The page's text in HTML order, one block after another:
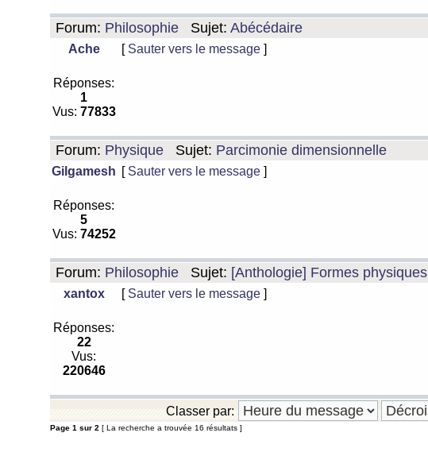
Forum: Philosophie Sujet: Abécédaire
Ache [ Sauter vers le message ]
Réponses:
1
Vus: 77833
Forum: Physique Sujet: Parcimonie dimensionnelle
Gilgamesh [ Sauter vers le message ]
Réponses:
5
Vus: 74252
Forum: Philosophie Sujet: [Anthologie] Formes physiques
xantox [ Sauter vers le message ]
Réponses:
22
Vus:
220646
Classer par:
Page 1 sur 2 [ La recherche a trouvée 16 résultats ]